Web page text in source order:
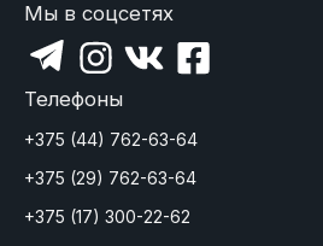
Мы в соцсетях
Телефоны
+375 (44) 762-63-64
+375 (29) 762-63-64
+375 (17) 300-22-62